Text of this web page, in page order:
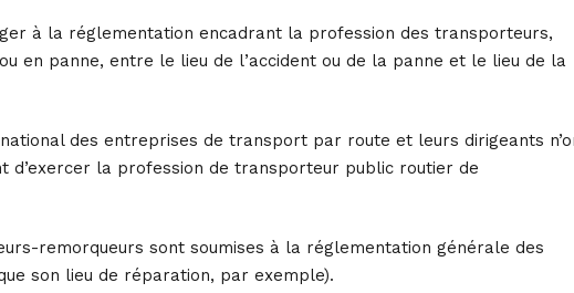
à la réglementation encadrant la profession des transporteurs,
en panne, entre le lieu de l’accident ou de la panne et le lieu de la
des entreprises de transport par route et leurs dirigeants
la profession de transporteur public routier de
remorqueurs sont soumises à la réglementation générale des
son lieu de réparation, par exemple).